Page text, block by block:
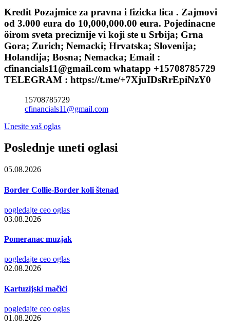
Kredit Pozajmice za pravna i fizicka lica . Zajmovi
od 3.000 eura do 10,000,000.00 eura. Pojedinacne
öirom sveta preciznije vi koji ste u Srbija; Grna
Gora; Zurich; Nemacki; Hrvatska; Slovenija;
Holandija; Bosna; Nemacka; Email :
cfinancials11@gmail.com whatapp +15708785729
TELEGRAM : https://t.me/+7XjuIDsRrEpiNzY0
15708785729
cfinancials11@gmail.com
Unesite vaš oglas
Poslednje uneti oglasi
05.08.2026
Border Collie-Border koli štenad
pogledajte ceo oglas
03.08.2026
Pomeranac muzjak
pogledajte ceo oglas
02.08.2026
Kartuzijski mačići
pogledajte ceo oglas
01.08.2026